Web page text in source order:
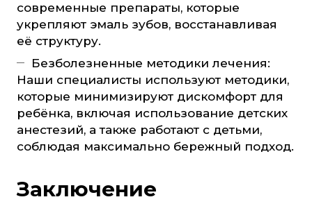
современные препараты, которые
укрепляют эмаль зубов, восстанавливая
её структуру.
Безболезненные методики лечения:
Наши специалисты используют методики,
которые минимизируют дискомфорт для
ребёнка, включая использование детских
анестезий, а также работают с детьми,
соблюдая максимально бережный подход.
Заключение